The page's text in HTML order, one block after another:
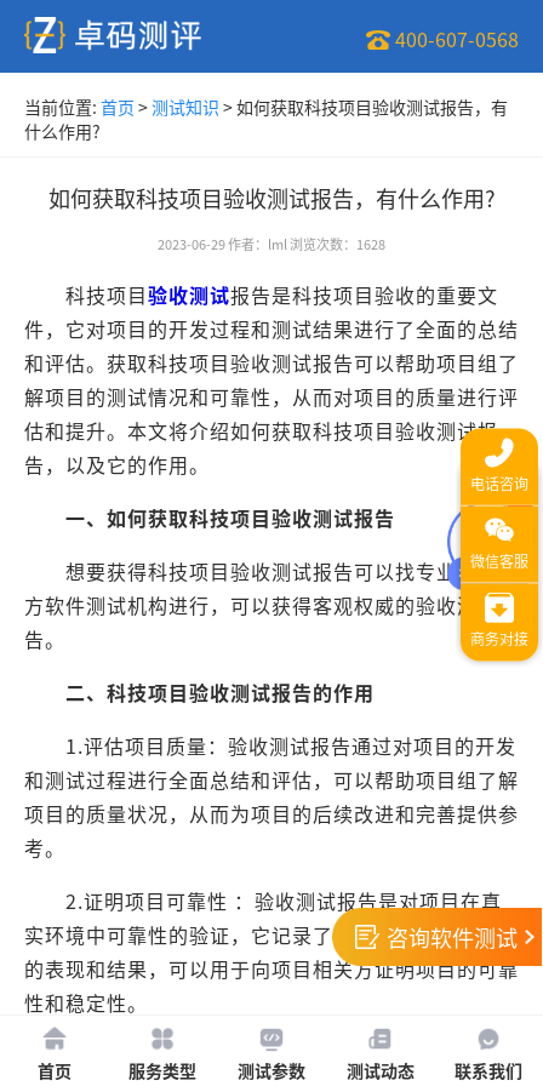
400-607-0568
当前位置: 首页 >测试知识 >如何获取科技项目验收测试报告，有
什么作用?
如何获取科技项目验收测试报告，有什么作用?
2023-06-29作者： lml 浏览次数： 1628
科技项目验收测试报告是科技项目验收的重要文
件，它对项目的开发过程和测试结果进行了全面的总结
和评估。获取科技项目验收测试报告可以帮助项目组了
解项目的测试情况和可靠性，从而对项目的质量进行评
估和提升。本文将介绍如何获取科技项目验收测试报
告，以及它的作用。
一、如何获取科技项目验收测试报告
想要获得科技项目验收测试报告可以找专业的第三
方软件测试机构进行，可以获得客观权威的验收测试报
告。
二、科技项目验收测试报告的作用
1.评估项目质量：验收测试报告通过对项目的开发
和测试过程进行全面总结和评估，可以帮助项目组了解
项目的质量状况，从而为项目的后续改进和完善提供参
考。
2.证明项目可靠性 ：验收测试报告是对项目在真
实环境中可靠性的验证，它记录了项目在不同测试环节
的表现和结果，可以用于向项目相关方证明项目的可靠
性和稳定性。
3.提供决策依据：科技项目验收测试报告是项目交
咨询软件测试
首页 服务类型 测试参数 测试动态 联系我们